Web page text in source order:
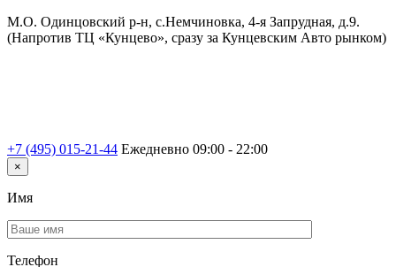
М.О. Одинцовский р-н, с.Немчиновка, 4-я Запрудная, д.9.
(Напротив ТЦ «Кунцево», сразу за Кунцевским Авто рынком)
+7 (495) 015-21-44 Ежедневно 09:00 - 22:00
×
Имя
Телефон